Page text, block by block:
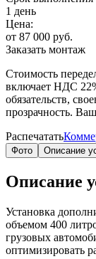
1 день
Цена:
от 87 000 руб.
Заказать монтаж
Стоимость
включает НДС
обязательств,
прозрачность.
Распечатать
Фото Описание
Описание
Установка
объемом 400
грузовых
оптимизировать